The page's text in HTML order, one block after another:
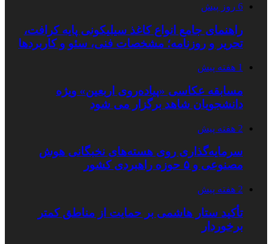
6 روز پیش
راهنمای جامع انواع کاغذ سیلیکونی پایه کرافت،
تحریر و روزنامه؛ مشخصات فنی، سئو و کاربردها
1 هفته پیش
مسابقه عکاسی «پیاده‌روی اربعین» ویژه
دانشجویان شاهد برگزار می شود
2 هفته پیش
سرمایه‌گذاری روی هسته‌های نخبگانی هوش
مصنوعی و ۵ حوزه راهبردی کشور
2 هفته پیش
تأکید ستار هاشمی بر حمایت از مناطق کمتر
برخوردار